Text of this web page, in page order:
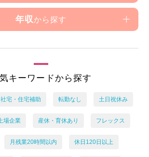
年収 から探す
キーワードから探す
社宅・住宅補助 転勤なし 土日祝休み
上場企業 産休・育休あり フレックス
月残業20時間以内 休日120日以上